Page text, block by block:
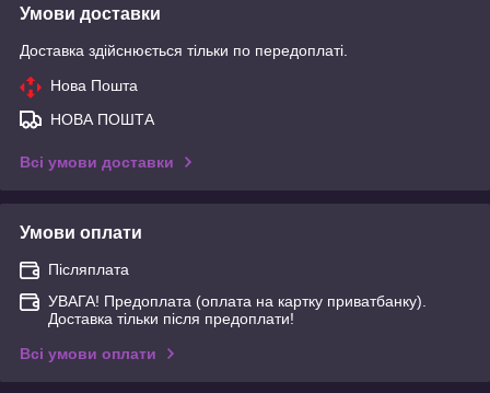
Умови доставки
Доставка здійснюється тільки по передоплаті.
Нова Пошта
НОВА ПОШТА
Всі умови доставки
Умови оплати
Післяплата
УВАГА! Предоплата (оплата на картку приватбанку).
Доставка тільки після предоплати!
Всі умови оплати